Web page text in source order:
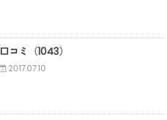
口コミ（1043）
2017.07.10